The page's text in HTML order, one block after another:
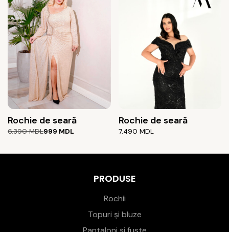
5.190 MDL.
Rochie de seară
6.390MDL
Prețul
999 MDL
Prețul
Rochie de seară
7.490 MDL
PRODUSE
Rochii
Topuri și bluze